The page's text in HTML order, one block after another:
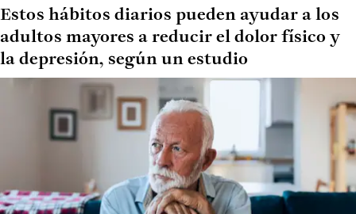
Estos hábitos diarios pueden ayudar a los
adultos mayores a reducir el dolor físico y
la depresión, según un estudio